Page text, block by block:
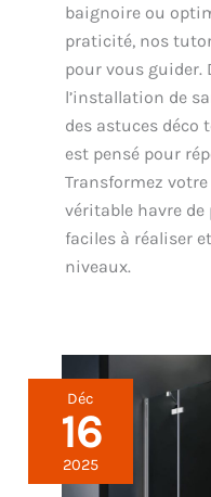
baignoire ou
praticité, nos
pour vous guider.
l’installation de
des astuces déco
est pensé pour
Transformez
véritable havre de
faciles à réaliser
niveaux.
Déc
16
2025